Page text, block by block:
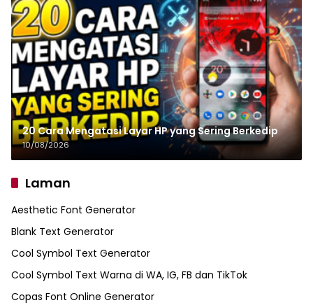
20 Cara Mengatasi Layar HP yang Sering Berkedip
10/08/2026
Laman
Aesthetic Font Generator
Blank Text Generator
Cool Symbol Text Generator
Cool Symbol Text Warna di WA, IG, FB dan TikTok
Copas Font Online Generator